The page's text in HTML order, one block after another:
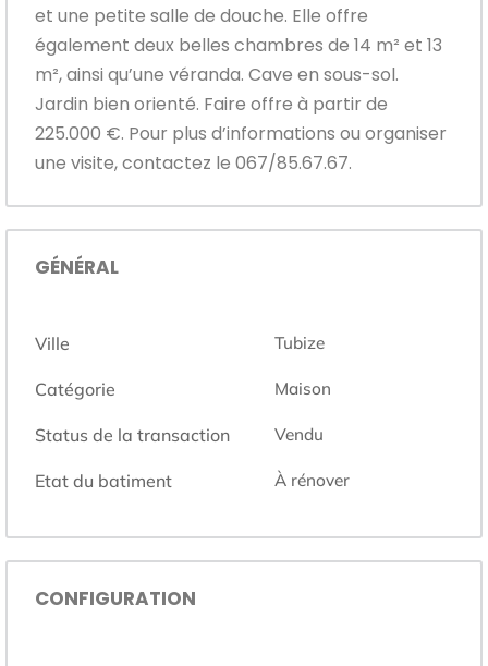
et une petite salle de douche. Elle offre
également deux belles chambres de 14 m² et 13
m², ainsi qu’une véranda. Cave en sous-sol.
Jardin bien orienté. Faire offre à partir de
225.000 €. Pour plus d’informations ou organiser
une visite, contactez le 067/85.67.67.
GÉNÉRAL
Ville Tubize
Catégorie Maison
Status de la transaction Vendu
Etat du batiment À rénover
CONFIGURATION